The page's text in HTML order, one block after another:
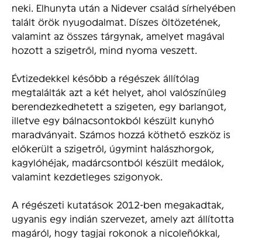
neki. Elhunyta után a Nidever család sírhelyében
talált örök nyugodalmat. Díszes öltözetének,
valamint az összes tárgynak, amelyet magával
hozott a szigetről, mind nyoma veszett.
Évtizedekkel később a régészek állítólag
megtalálták azt a két helyet, ahol valószínűleg
berendezkedhetett a szigeten, egy barlangot,
illetve egy bálnacsontokból készült kunyhó
maradványait. Számos hozzá köthető eszköz is
előkerült a szigetről, úgymint halászhorgok,
kagylóhéjak, madárcsontból készült medálok,
valamint kezdetleges szigonyok.
A régészeti kutatások 2012-ben megakadtak,
ugyanis egy indián szervezet, amely azt állította
magáról, hogy tagjai rokonok a nicoleñókkal,